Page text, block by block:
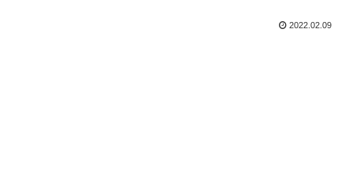
2022.02.09